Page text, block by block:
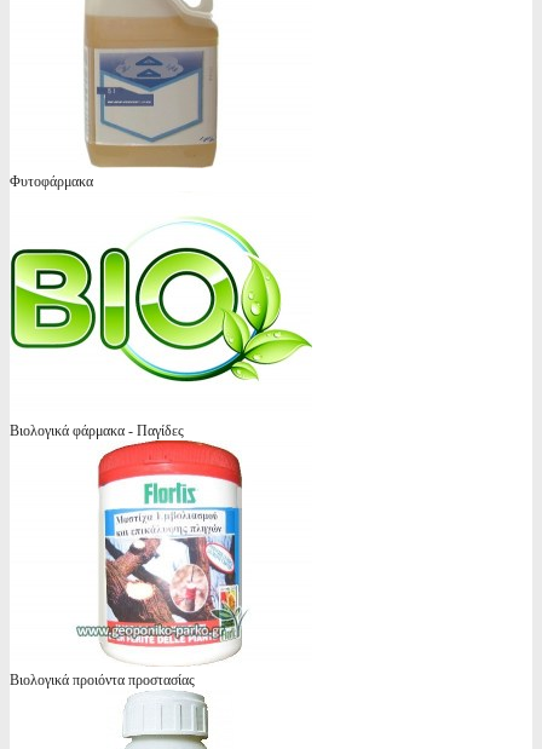
Φυτοφάρμακα
Βιολογικά φάρμακα - Παγίδες
Βιολογικά προιόντα προστασίας